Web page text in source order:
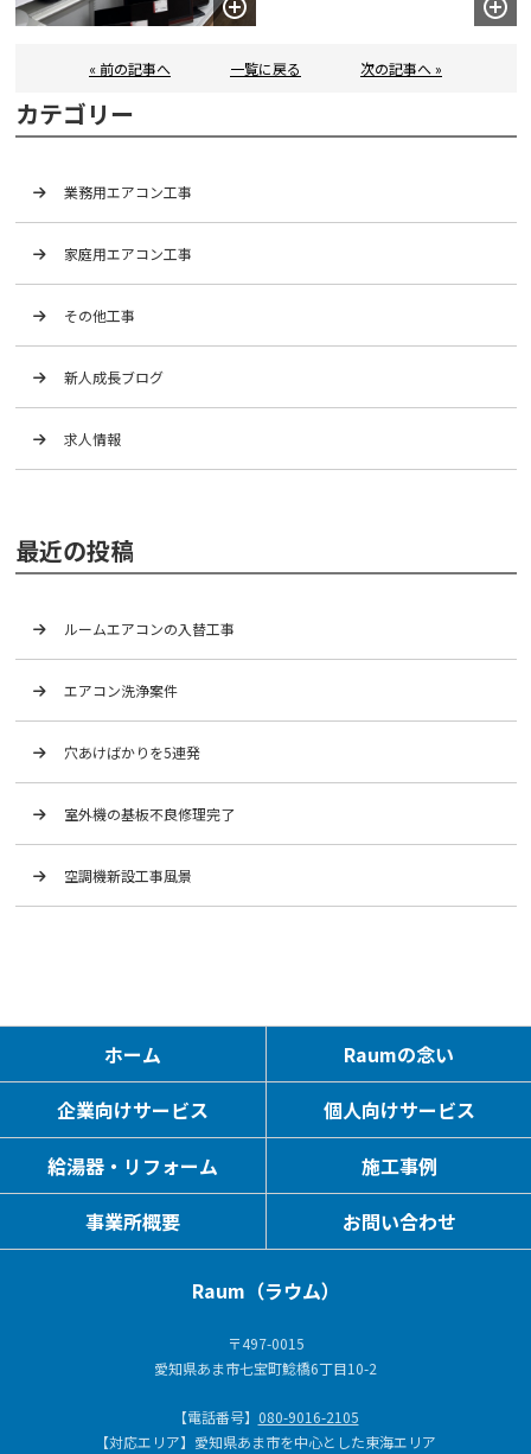
« 前の記事へ 一覧に戻る 次の記事へ »
カテゴリー
業務用エアコン工事
家庭用エアコン工事
その他工事
新人成長ブログ
求人情報
最近の投稿
ルームエアコンの入替工事
エアコン洗浄案件
穴あけばかりを5連発
室外機の基板不良修理完了
空調機新設工事風景
ホーム
Raumの念い
企業向けサービス
個人向けサービス
給湯器・リフォーム
施工事例
事業所概要
お問い合わせ
Raum（ラウム）
〒497-0015
愛知県あま市七宝町鯰橋6丁目10-2
【電話番号】 080-9016-2105
【対応エリア】愛知県あま市を中心とした東海エリア